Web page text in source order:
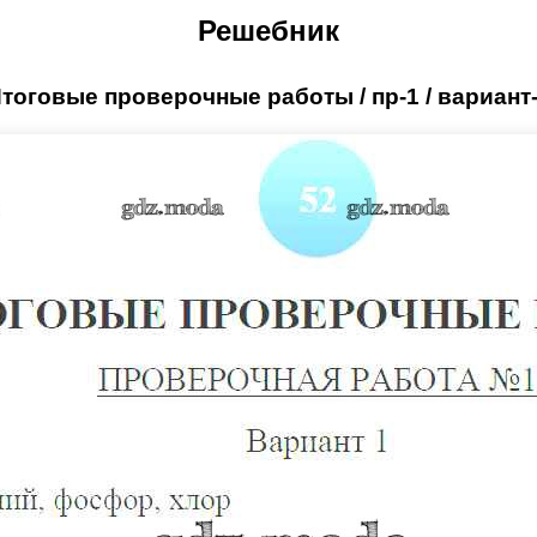
Решебник
проверочные работы / пр-1 /